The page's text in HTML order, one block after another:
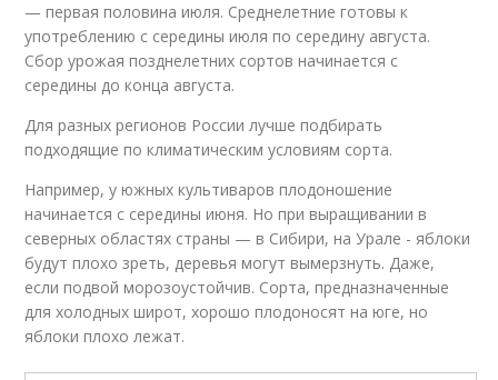
— первая половина июля. Среднелетние готовы к
употреблению с середины июля по середину августа.
Сбор урожая позднелетних сортов начинается с
середины до конца августа.
Для разных регионов России лучше подбирать
подходящие по климатическим условиям сорта.
Например, у южных культиваров плодоношение
начинается с середины июня. Но при выращивании в
северных областях страны — в Сибири, на Урале - яблоки
будут плохо зреть, деревья могут вымерзнуть. Даже,
если подвой морозоустойчив. Сорта, предназначенные
для холодных широт, хорошо плодоносят на юге, но
яблоки плохо лежат.